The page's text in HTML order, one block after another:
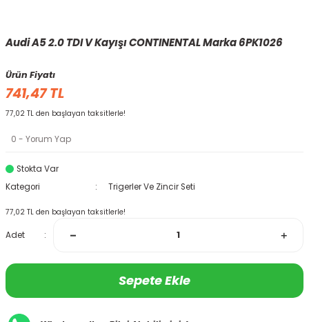
Audi A5 2.0 TDI V Kayışı CONTINENTAL Marka 6PK1026
Ürün Fiyatı
741,47 TL
77,02 TL den başlayan taksitlerle!
0 - Yorum Yap
Stokta Var
Kategori
Trigerler Ve Zincir Seti
77,02 TL den başlayan taksitlerle!
Adet
Sepete Ekle